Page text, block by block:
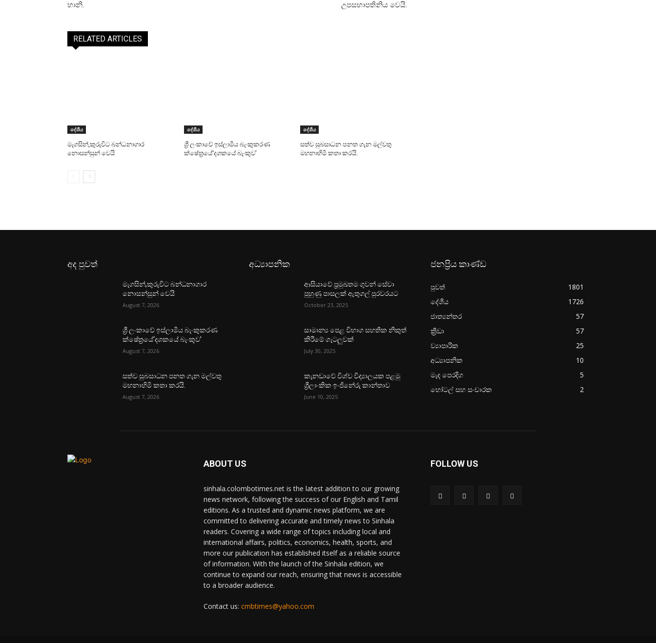
හානි.
උපසභාපතිනිය වෙයි.
RELATED ARTICLES
දේශීය
මැගසින්,කුරුවිට බන්ධනාගාර
නොසන්සුන් වෙයි
දේශීය
ශ්‍රී ලංකාවේ ඉස්ලාමීය බැංකුකරණ
ක්ෂේත්‍රයේ‘දශකයේ බැංකුව’
දේශීය
සත්ව සුබසාධන පනත ගැන මල්වතු
මහනාහිමි කතා කරයි.
අද පුවත්
මැගසින්,කුරුවිට බන්ධනාගාර
නොසන්සුන් වෙයි
August 7, 2026
ශ්‍රී ලංකාවේ ඉස්ලාමීය බැංකුකරණ
ක්ෂේත්‍රයේ‘දශකයේ බැංකුව’
August 7, 2026
සත්ව සුබසාධන පනත ගැන මල්වතු
මහනාහිමි කතා කරයි.
August 7, 2026
අධ්‍යාපනික
ආසියාවේ ප්‍රමුඛතම ගුවන් සේවා
පුහුණු පාසලක් ඇතුගල් පුරවරයට
October 23, 2025
සාමාන්‍ය පෙළ විභාග සහතික නිකුත්
කිරීමේ ගැටලුවක්
July 30, 2025
කැනඩාවේ විශ්ව විද්‍යාලයක පළමු
ශ්‍රීලාංකික ඉංජිනේරු කාන්තාව
June 10, 2025
ජනප්‍රිය කාණ්ඩ
පුවත්
1801
දේශීය
1726
ජාත්‍යන්තර
57
ක්‍රීඩා
57
ව්‍යාපාරික
25
අධ්‍යාපනික
10
මැද පෙරදිග
5
හෝටල් සහ සංචාරක
2
ABOUT US
sinhala.colombotimes.net is the latest addition to our growing
news network, following the success of our English and Tamil
editions. As a trusted and dynamic news platform, we are
committed to delivering accurate and timely news to Sinhala
readers. Covering a wide range of topics including local and
international affairs, politics, economics, health, sports, and
more our publication has established itself as a reliable source
of information. With the launch of the Sinhala edition, we
continue to expand our reach, ensuring that news is accessible
to a broader audience.
Contact us: cmbtimes@yahoo.com
FOLLOW US